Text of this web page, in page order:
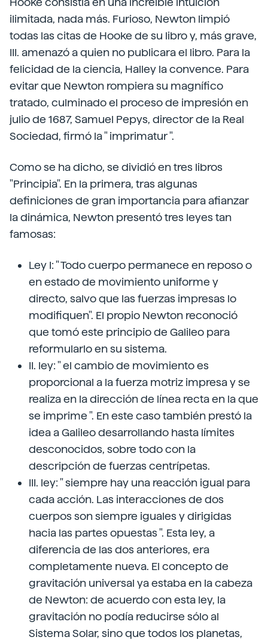
ilimitada, nada más. Furioso, Newton limpió
todas las citas de Hooke de su libro y, más grave,
III. amenazó a quien no publicara el libro. Para la
felicidad de la ciencia, Halley la convence. Para
evitar que Newton rompiera su magnífico
tratado, culminado el proceso de impresión en
julio de 1687, Samuel Pepys, director de la Real
Sociedad, firmó la " imprimatur ".
Como se ha dicho, se dividió en tres libros
"Principia". En la primera, tras algunas
definiciones de gran importancia para afianzar
la dinámica, Newton presentó tres leyes tan
famosas:
Ley I: " Todo cuerpo permanece en reposo o
en estado de movimiento uniforme y
directo, salvo que las fuerzas impresas lo
modifiquen". El propio Newton reconoció
que tomó este principio de Galileo para
reformularlo en su sistema.
II. ley: " el cambio de movimiento es
proporcional a la fuerza motriz impresa y se
realiza en la dirección de línea recta en la que
se imprime ". En este caso también prestó la
idea a Galileo desarrollando hasta límites
desconocidos, sobre todo con la
descripción de fuerzas centrípetas.
III. ley: " siempre hay una reacción igual para
cada acción. Las interacciones de dos
cuerpos son siempre iguales y dirigidas
hacia las partes opuestas ". Esta ley, a
diferencia de las dos anteriores, era
completamente nueva. El concepto de
gravitación universal ya estaba en la cabeza
de Newton: de acuerdo con esta ley, la
gravitación no podía reducirse sólo al
Sistema Solar, sino que todos los planetas,